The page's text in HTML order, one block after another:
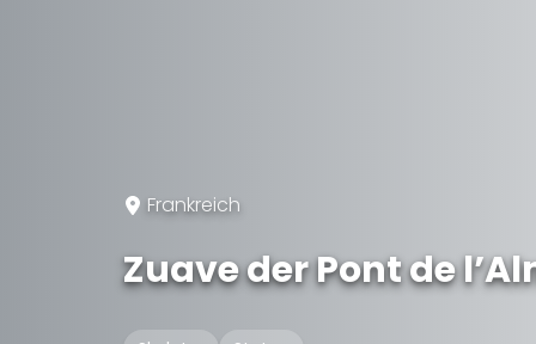
Frankreich
Zuave der Pont de